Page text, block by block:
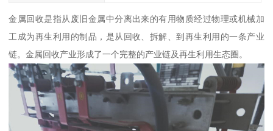
金属回收是指从废旧金属中分离出来的有用物质经过物理或机械加
工成为再生利用的制品，是从回收、拆解、到再生利用的一条产业
链。金属回收产业形成了一个完整的产业链及再生利用生态圈。